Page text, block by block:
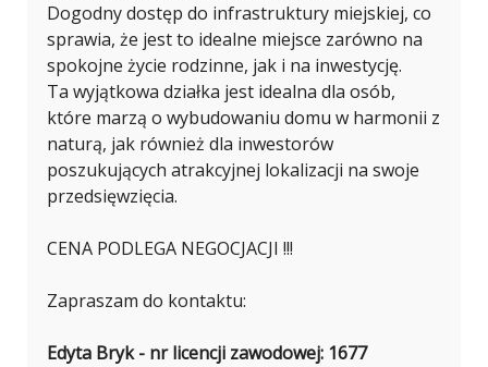
Dogodny dostęp do infrastruktury miejskiej, co
sprawia, że jest to idealne miejsce zarówno na
spokojne życie rodzinne, jak i na inwestycję.
Ta wyjątkowa działka jest idealna dla osób,
które marzą o wybudowaniu domu w harmonii z
naturą, jak również dla inwestorów
poszukujących atrakcyjnej lokalizacji na swoje
przedsięwzięcia.
CENA PODLEGA NEGOCJACJI !!!
Zapraszam do kontaktu:
Edyta Bryk - nr licencji zawodowej: 1677